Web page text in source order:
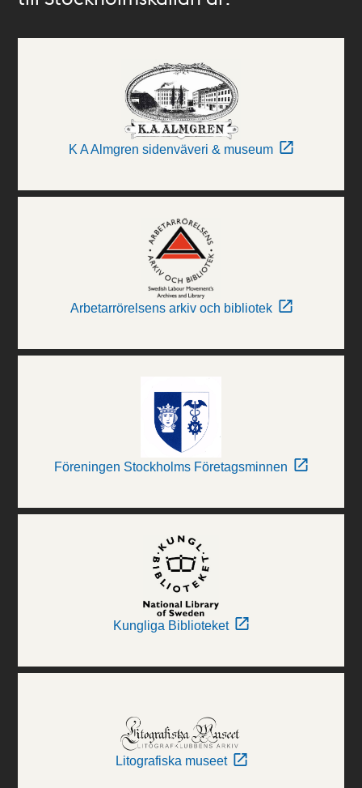
K A Almgren sidenväveri & museum
Arbetarrörelsens arkiv och bibliotek
Föreningen Stockholms Företagsminnen
Kungliga Biblioteket
Litografiska museet